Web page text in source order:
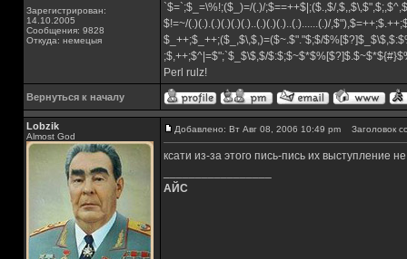
Зарегистрирован:
14.10.2005
Сообщения: 9828
Откуда: немецыя
`$=`;$_=\%!;($_)=/(.)/;$==++$|;($.,$/
$!=~/(.)(.).(.)(.)(.)(.)..(.)(.)(.)..(.)......(.)/
$_++;$_++;($_,$\,$,)=($~.$"."$;$/
;$,++;$^|=$";`$_$\$,$/
Perl rulz!
Вернуться к началу
Lobzik
Almost God
Добавлено: Вт Авг 08, 2006 10:49 pm Заголовок
ксати из-за этого пись-пись их выступление
АЙС